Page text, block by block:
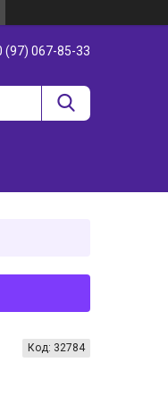
(97) 067-85-33
Код: 32784